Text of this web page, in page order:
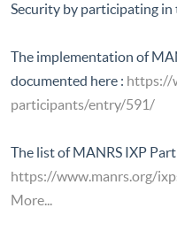
Security by participating in
The implementation of
documented here : https://
participants/entry/591/
The list of MANRS IXP
https://www.manrs.org/
More...